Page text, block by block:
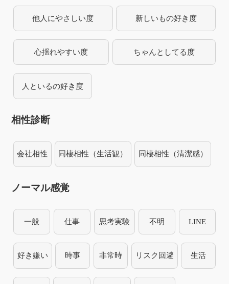
他人にやさしい度 新しいもの好き度
心揺れやすい度 ちゃんとしてる度
人といるの好き度
相性診断
会社相性 同棲相性（生活観） 同棲相性（清潔感）
ノーマル感覚
一般 仕事 思考実験 不明 LINE
好き嫌い 時事 非常時 リスク回避 生活